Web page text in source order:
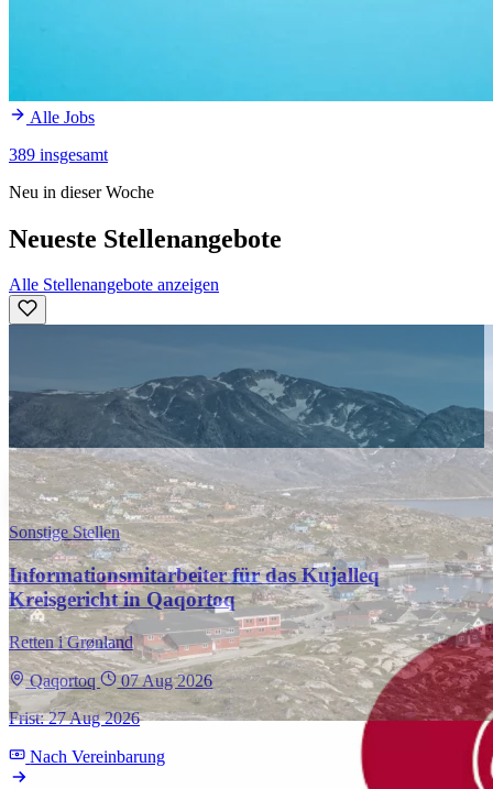
Alle Jobs
389 insgesamt
Neu in dieser Woche
Neueste Stellenangebote
Alle Stellenangebote anzeigen
Sonstige Stellen
Informationsmitarbeiter für das Kujalleq
Kreisgericht in Qaqortoq
Retten i Grønland
Qaqortoq
07 Aug 2026
Frist: 27 Aug 2026
Nach Vereinbarung